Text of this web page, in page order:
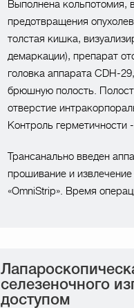
Выполнена кольпотомия,
предотвращения
толстая кишка,
демаркации), препарат
головка аппарата СDH-
брюшную полость.
отверстие
Контроль герметичности
Трансанально введен
прошивание и
«OmniStrip». Время
селезеночного
доступом